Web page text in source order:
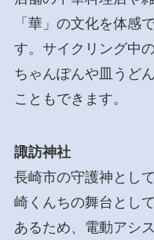
「華」の文化を体感
す。サイクリング中
ちゃんぽんや皿うど
こともできます。
諏訪神社
長崎市の守護神とし
崎くんちの舞台とし
あるため、電動アシ